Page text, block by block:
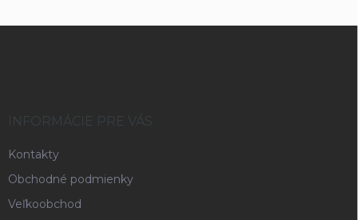
INFORMÁCIE PRE VÁS
Kontakty
Obchodné podmienky
Veľkoobchod